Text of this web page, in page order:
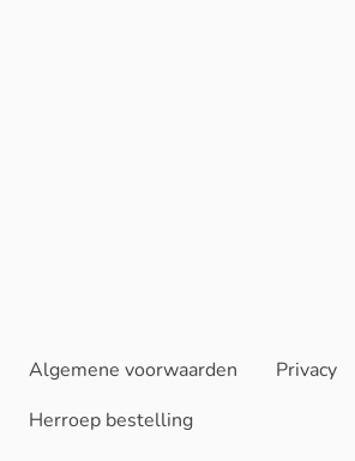
Algemene voorwaarden Privacy
Herroep bestelling